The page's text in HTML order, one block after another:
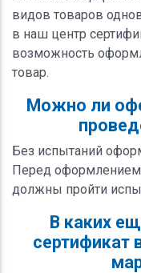
видов товаров
в наш центр
возможность
товар.
Можно ли
Без испытаний
Перед оформлением
должны пройти
В каких
сертификат